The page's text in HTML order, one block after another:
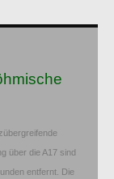
über die A17 sind
entfernt. Die